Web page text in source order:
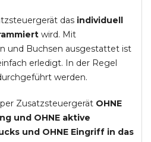
das individuell
wird. Mit
und Buchsen ausgestattet ist
erledigt. In der Regel
werden.
Zusatzsteuergerät OHNE
und OHNE aktive
und OHNE Eingriff in das